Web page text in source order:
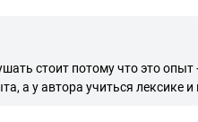
стоит потому что это
а у автора учиться лексике